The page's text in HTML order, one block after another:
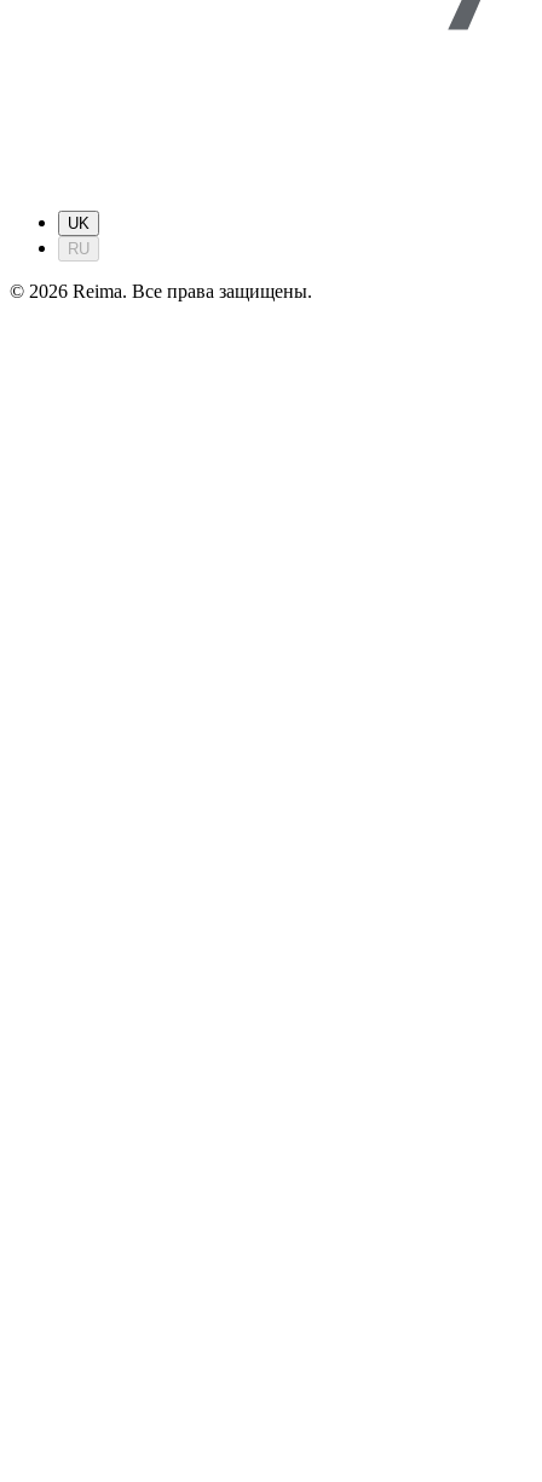
UK
RU
© 2026 Reima. Все права защищены.